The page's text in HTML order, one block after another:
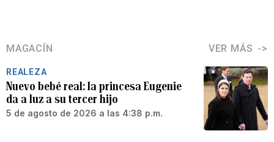
MAGACÍN VER MÁS
REALEZA
Nuevo bebé real: la princesa Eugenie
da a luz a su tercer hijo
5 de agosto de 2026 a las 4:38 p.m.